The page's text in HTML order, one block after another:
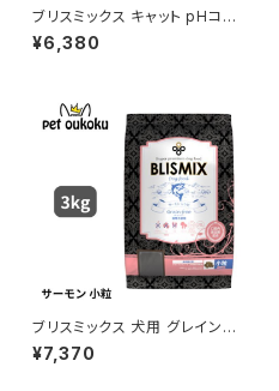
ブリスミックス キャット pHコン
トロール グレインフリーチキン
2kg 猫用
¥6,380
ブリスミックス 犬用 グレインフ
リー サーモン 小粒 3kg
¥7,370